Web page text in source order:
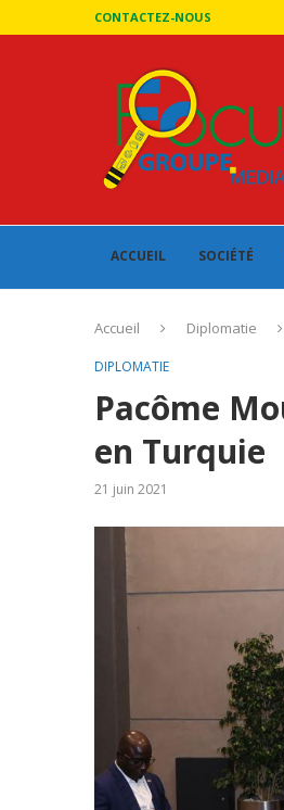
CONTACTEZ-NOUS
ACCUEIL SOCIÉTÉ
Accueil Diplomatie
DIPLOMATIE
Pacôme
en Turquie
21 juin 2021